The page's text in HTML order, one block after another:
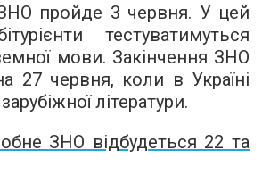
пройде 3 червня. У цей
тестуватимуться
мови. Закінчення ЗНО
27 червня, коли в Україні
літератури.
ЗНО відбудеться 22 та